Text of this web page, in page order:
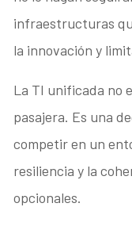
infraestructuras
la innovación y
La TI unificada no
pasajera. Es una
competir en un
resiliencia y la
opcionales.